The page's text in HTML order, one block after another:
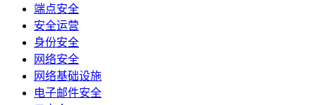
端点安全
安全运营
身份安全
网络安全
网络基础设施
电子邮件安全